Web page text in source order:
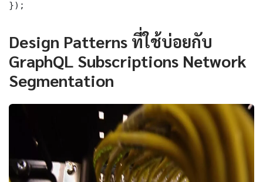
});
Design Patterns ที่ใช้บ่อยกับ
GraphQL Subscriptions Network
Segmentation